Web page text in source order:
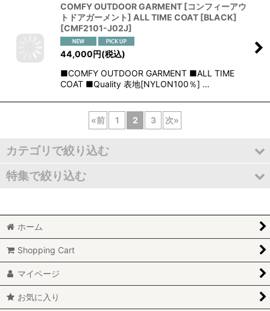
COMFY OUTDOOR GARMENT [コンフィーアウ
トドアガーメント] ALL TIME COAT [BLACK]
[CMF2101-J02J]
44,000円(税込)
■COMFY OUTDOOR GARMENT ■ALL TIME
COAT ■Quality 表地[NYLON100％] …
«前 1 2 3 次»
カテゴリで絞り込む
ANIMAL-WORSHIP SILVER
PHIGVEL
Sasquatchfabrix.
特集で絞り込む
Cap/Hat
Coats/Jackets
Tops
ホーム
Shopping Cart
マイページ
お気に入り